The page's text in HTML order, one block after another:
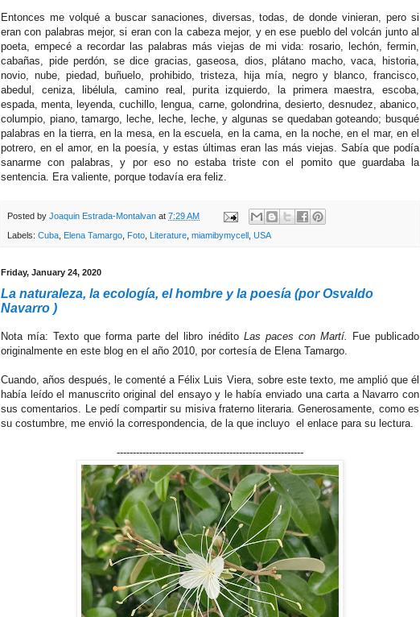
Entonces me volqué a buscar sanaciones, diversas, todas, de donde vinieran, pero si
eran con palabras mejor, si eran con la cabeza mejor, y en ese pueblo del volcán junto al
poeta, empecé a recordar las palabras más viejas de mi vida: rosario, lechón, fermin,
cabañas, pide perdón, se dice gracias, gaseosa, dios, plátano macho, vaca, historia,
novio, nube, piedad, buñuelo, prohibido, tristeza, hija mía, negro y blanco, francisco,
abedul, ceniza, libélula, camino real, purita izquierdo, la primera maestra, escoba,
espada, menta, leyenda, cuchillo, lengua, carne, golondrina, desierto, desnudez, abanico,
columpio, piano, tamargo, leche, leche, leche, y algunas se quedaban goteando; busqué
palabras en la tierra, en la mesa, en la escuela, en la cama, en la noche, en el mar, en el
potrero, en el amor, en la poesía, y estas últimas eran las más viejas. Sabía que podía
sanarme con palabras, y por eso no estaba triste con el pomito que guardaba la
sentencia. Era valiente, porque todavía era feliz.
Posted by Joaquin Estrada-Montalvan at 7:29 AM
Labels: Cuba, Elena Tamargo, Foto, Literature, miamibymycell , USA
Friday, January 24, 2020
La naturaleza, la ecología, el hombre y la poesía (por Osvaldo
Navarro )
Nota mía: Texto que forma parte del libro inédito Las paces con Martí. Fue publicado
originalmente en este blog en el año 2010, por cortesía de Elena Tamargo.
Cuando, años después, le comenté a Félix Luis Viera, sobre este texto, me amplió que él
había leído el manuscrito original del ensayo y le había enviado una carta a Navarro con
sus comentarios. Le pedí compartir su misiva fraterno literaria. Generosamente, como es
su costumbre, me envió la correspondencia, de la que incluyo el enlace para su lectura.
----------------------------------------------------------